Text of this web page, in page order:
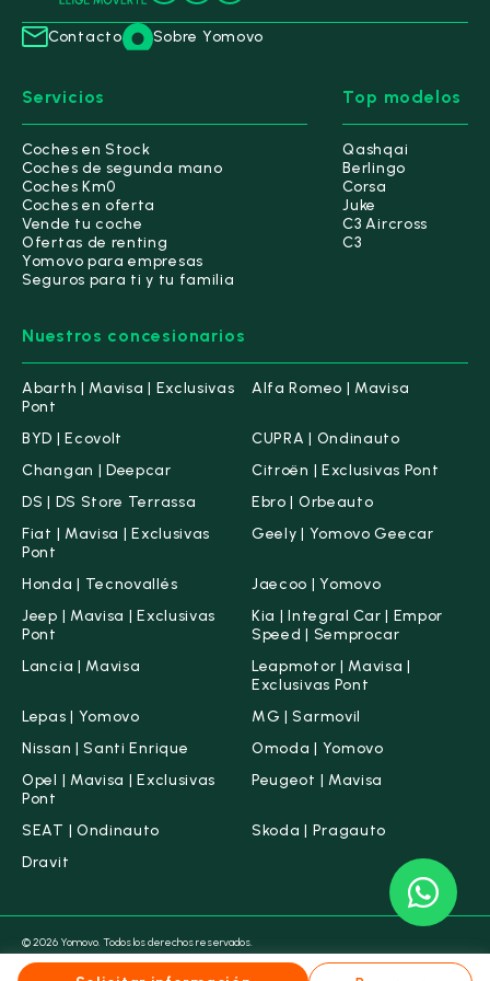
Contacto Sobre Yomovo
Servicios
Coches en Stock
Coches de segunda mano
Coches Km0
Coches en oferta
Vende tu coche
Ofertas de renting
Yomovo para empresas
Seguros para ti y tu familia
Top modelos
Qashqai
Berlingo
Corsa
Juke
C3 Aircross
C3
Nuestros concesionarios
Abarth | Mavisa | Exclusivas
Pont
Alfa Romeo | Mavisa
BYD | Ecovolt
CUPRA | Ondinauto
Changan | Deepcar
Citroën | Exclusivas Pont
DS | DS Store Terrassa
Ebro | Orbeauto
Fiat | Mavisa | Exclusivas
Pont
Geely | Yomovo Geecar
Honda | Tecnovallés
Jaecoo | Yomovo
Jeep | Mavisa | Exclusivas
Pont
Kia | Integral Car | Empor
Speed | Semprocar
Lancia | Mavisa
Leapmotor | Mavisa |
Exclusivas Pont
Lepas | Yomovo
MG | Sarmovil
Nissan | Santi Enrique
Omoda | Yomovo
Opel | Mavisa | Exclusivas
Pont
Peugeot | Mavisa
SEAT | Ondinauto
Skoda | Pragauto
Dravit
Condiciones legalesAviso legalPolítica de CookiesPolítica de PrivacidadCanal ético
© 2026 Yomovo. Todos los derechos reservados.